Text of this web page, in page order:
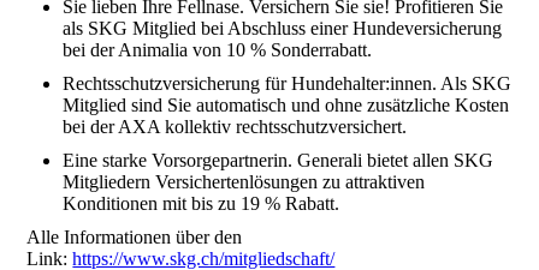
Sie lieben Ihre Fellnase. Versichern Sie sie! Profitieren Sie
als SKG Mitglied bei Abschluss einer Hundeversicherung
bei der Animalia von 10 % Sonderrabatt.
Rechtsschutzversicherung für Hundehalter:innen. Als SKG
Mitglied sind Sie automatisch und ohne zusätzliche Kosten
bei der AXA kollektiv rechtsschutzversichert.
Eine starke Vorsorgepartnerin. Generali bietet allen SKG
Mitgliedern Versichertenlösungen zu attraktiven
Konditionen mit bis zu 19 % Rabatt.
Alle Informationen über den
Link:https://www.skg.ch/mitgliedschaft/